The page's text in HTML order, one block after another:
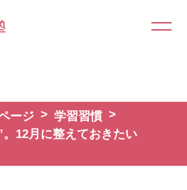
ージ
学習習慣
12月に整えておきたい